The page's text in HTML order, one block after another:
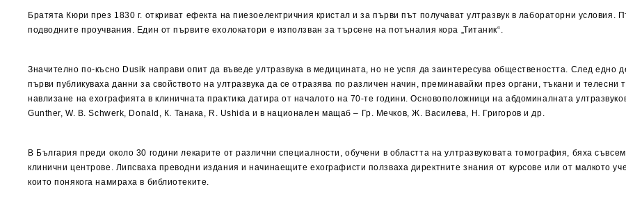
Братята Кюри през 1830 г. откриват ефекта на пиезоелектричния кристал и за първи път получават ултразвук в лабораторни
подводните проучвания. Един от първите ехолокатори е използван за търсене на потъналия кора „Титаник“.
Значително по-късно Dusik направи опит да въведе ултразвука в медицината, но не успя да заинтересува обществеността. След едно
първи публикуваха данни за свойството на ултразвука да се отразява по различен начин, преминавайки през органи, тъкани и
навлизане на ехографията в клиничната практика датира от началото на 70-те години. Основоположници на абдоминалната
Gunther, W. B. Schwerk, Donald, К. Танака, R. Ushida и в национален мащаб – Гр. Мечков, Ж. Василева, Н. Григоров и др.
В България преди около 30 години лекарите от различни специалности, обучени в областта на ултразвуковата томография, бяха
клинични центрове. Липсваха преводни издания и начинаещите ехографисти ползваха директните знания от курсове или от малкото
които понякога намираха в библиотеките.